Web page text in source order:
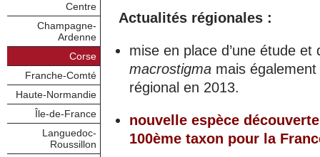
Centre
Champagne-
Ardenne
Corse
Franche-Comté
Haute-Normandie
Île-de-France
Languedoc-
Roussillon
Actualités régionales :
mise en place d’une étude
macrostigma mais
régional en 2013.
nouvelle espèce
100ème taxon pour la